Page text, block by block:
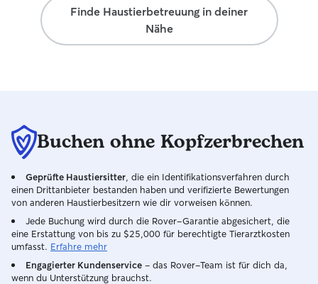
Finde Haustierbetreuung in deiner
Nähe
Buchen ohne Kopfzerbrechen
Geprüfte Haustiersitter , die ein Identifikationsverfahren durch
einen Drittanbieter bestanden haben und verifizierte Bewertungen
von anderen Haustierbesitzern wie dir vorweisen können.
Jede Buchung wird durch die Rover-Garantie abgesichert, die
eine Erstattung von bis zu $25,000 für berechtigte Tierarztkosten
umfasst. Erfahre mehr
Engagierter Kundenservice – das Rover-Team ist für dich da,
wenn du Unterstützung brauchst.